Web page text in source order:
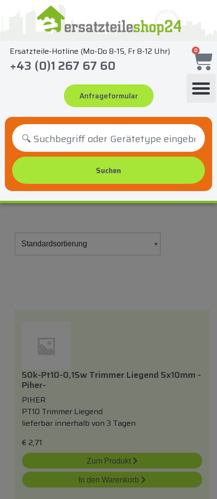
springen
Ersatzteile-Hotline (Mo-Do 8-15, Fr 8-12 Uhr)
+43 (0)1 267 67 60
Anfrageformular
0
50k-Pt10-0,15w Trimmer Liegend 5x10mm -
Piher-
PIHER
PT10 Trimmer Liegend
lieferbar innerhalb von 3 Tagen
€ 2,71
Zum Produkt
In den Warenkorb